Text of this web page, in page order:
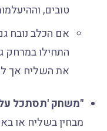
טובים,
אם הכלב נובח
התחילו במרחק
את השליח אך
"משחק 'תסתכל על
מבחין בשליח או